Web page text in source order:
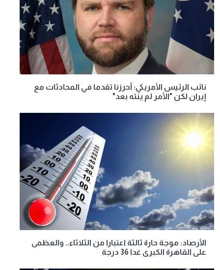
نائب الرئيس الأمريكي: أحرزنا تقدما في المحادثات مع
إيران لكن "الأمر لم ينته بعد"
الأرصاد: موجة حارة ثالثة اعتبارا من الثلاثاء.. والعظمى
على القاهرة الكبرى غدا 36 درجة